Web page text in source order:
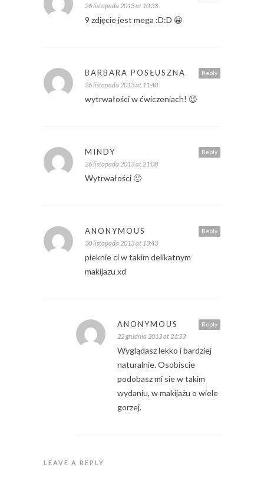
26 listopada 2013 at 10:33
9 zdjęcie jest mega :D:D 😀
Reply
BARBARA POSŁUSZNA
26 listopada 2013 at 11:40
wytrwałości w ćwiczeniach! 😉
Reply
MINDY
26 listopada 2013 at 21:08
Wytrwałości 🙂
Reply
ANONYMOUS
30 listopada 2013 at 13:43
pieknie ci w takim delikatnym
makijazu xd
Reply
ANONYMOUS
22 grudnia 2013 at 21:33
Wyglądasz lekko i bardziej
naturalnie. Osobiscie
podobasz mi sie w takim
wydaniu, w makijażu o wiele
gorzej.
LEAVE A REPLY